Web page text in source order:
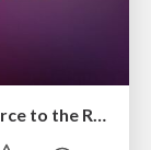
AI in Enterprises - Java and Open Source to the Rescue